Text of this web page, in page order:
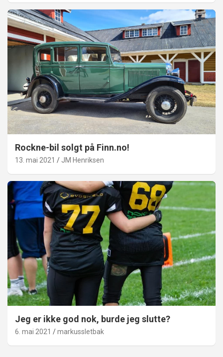
Rockne-bil solgt på Finn.no!
13. mai 2021 JM Henriksen
Jeg er ikke god nok, burde jeg slutte?
6. mai 2021 markussletbak